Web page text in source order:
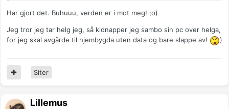
Har gjort det. Buhuuu, verden er i mot meg! ;o)
Jeg tror jeg tar helg jeg, så kidnapper jeg sambo sin pc over helga,
for jeg skal avgårde til hjembygda uten data og bare slappe av!
)
Siter
Lillemus